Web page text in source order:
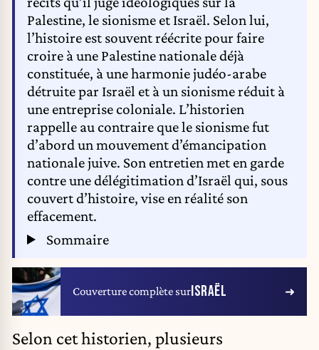
Palestine, le sionisme et Israël. Selon lui,
l’histoire est souvent réécrite pour faire
croire à une Palestine nationale déjà
constituée, à une harmonie judéo-arabe
détruite par Israël et à un sionisme réduit à
une entreprise coloniale. L’historien
rappelle au contraire que le sionisme fut
d’abord un mouvement d’émancipation
nationale juive. Son entretien met en garde
contre une délégitimation d’Israël qui, sous
couvert d’histoire, vise en réalité son
effacement.
Sommaire
Couverture complète surISRAËL
Selon cet historien, plusieurs